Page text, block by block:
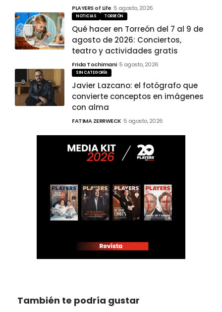
PLAYERS of Life 5 agosto, 2026
NOTICIAS TORREÓN
Qué hacer en Torreón del 7 al 9 de
agosto de 2026: Conciertos,
teatro y actividades gratis
Frida Tochimani 5 agosto, 2026
SIN CATEGORÍA
Javier Lazcano: el fotógrafo que
convierte conceptos en imágenes
con alma
FATIMA ZERRWECK 5 agosto, 2026
También te podría gustar